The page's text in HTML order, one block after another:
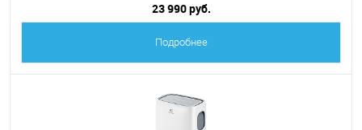
23 990 руб.
Подробнее